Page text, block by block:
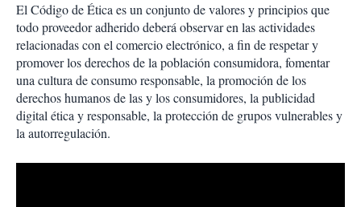
El Código de Ética es un conjunto de valores y principios que
todo proveedor adherido deberá observar en las actividades
relacionadas con el comercio electrónico, a fin de respetar y
promover los derechos de la población consumidora, fomentar
una cultura de consumo responsable, la promoción de los
derechos humanos de las y los consumidores, la publicidad
digital ética y responsable, la protección de grupos vulnerables y
la autorregulación.